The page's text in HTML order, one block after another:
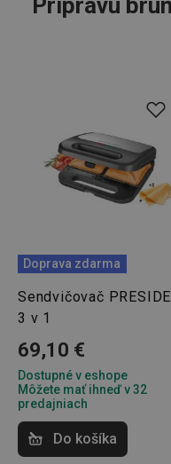
Doprava zdarma
Sendvičovač
3 v 1
69,10 €
Dostupné v eshope
Môžete mať ihneď v 32
predajniach
Do košíka